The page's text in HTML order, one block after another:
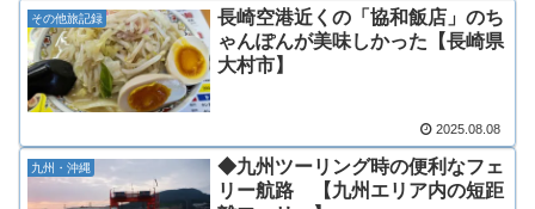
その他旅記録
長崎空港近くの「協和飯店」のち
ゃんぽんが美味しかった【長崎県
大村市】
2025.08.08
九州・沖縄
◆九州ツーリング時の便利なフェ
リー航路 【九州エリア内の短距